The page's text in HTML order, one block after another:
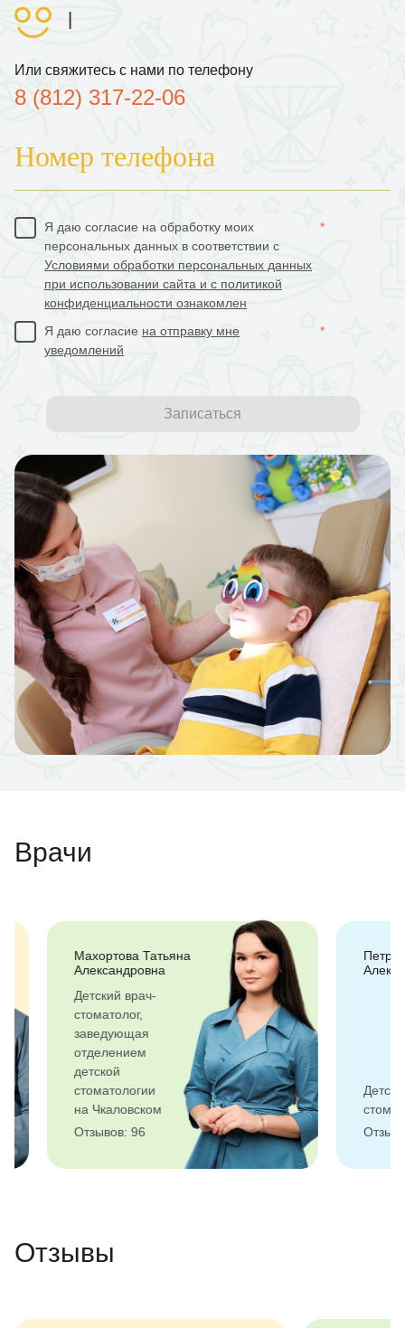
Или свяжитесь с нами по телефону
8 (812) 317-22-06
Номер телефона
Я даю согласие на обработку моих
персональных данных в соответствии с
Условиями обработки персональных данных
при использовании сайта и с политикой
конфиденциальности ознакомлен
*
Я даю согласие на отправку мне
уведомлений
*
Записаться
Врачи
Махортова Татьяна
Александровна
Детский врач-
стоматолог,
заведующая
отделением
детской
стоматологии
на Чкаловском
Отзывов: 96
Петруня
Детский
стоматолог
Отзывов: 33
Отзывы